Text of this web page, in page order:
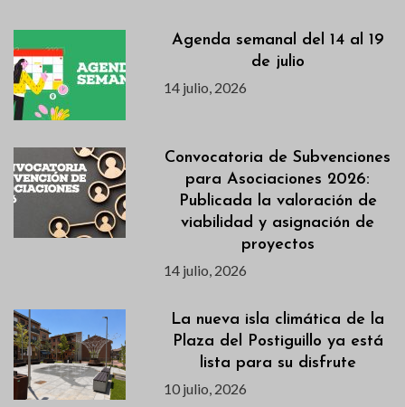
Agenda semanal del 14 al 19
de julio
14 julio, 2026
Convocatoria de Subvenciones
para Asociaciones 2026:
Publicada la valoración de
viabilidad y asignación de
proyectos
14 julio, 2026
La nueva isla climática de la
Plaza del Postiguillo ya está
lista para su disfrute
10 julio, 2026